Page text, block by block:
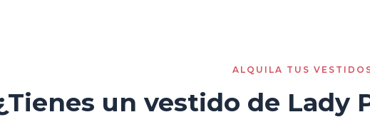
ALQUILA TUS
un vestido de Lady